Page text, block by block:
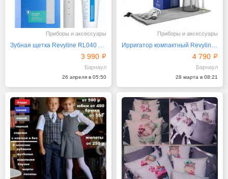
Приборы и аксессуары
Зубная щетка Revyline RL040 White и паста для зубов
3 990
Барнаул
26 апреля в 05:50
Приборы и аксессуары
Ирригатор компактный Revyline RL 660 New, White
4 790
Барнаул
28 марта в 08:21